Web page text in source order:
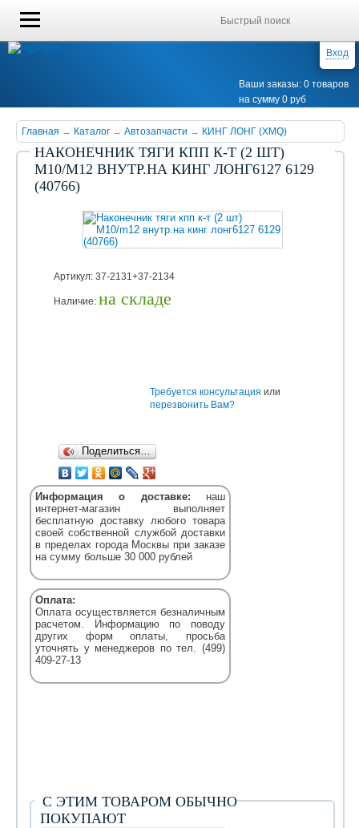
Вход
Ваши заказы: 0 товаров
на сумму 0 руб
Главная → Каталог → Автозапчасти → КИНГ ЛОНГ (XMQ)
НАКОНЕЧНИК ТЯГИ КПП К-Т (2 ШТ)
M10/M12 ВНУТР.НА КИНГ ЛОНГ6127 6129
(40766)
Артикул: 37-2131+37-2134
Наличие: на складе
Поделиться…
Требуется консультация или
перезвонить Вам?
Информация о доставке: наш
интернет-магазин выполняет
бесплатную доставку любого товара
своей собственной службой доставки
в пределах города Москвы при заказе
на сумму больше 30 000 рублей
Оплата:
Оплата осуществляется безналичным
расчетом. Информацию по поводу
других форм оплаты, просьба
уточнять у менеджеров по тел. (499)
409-27-13
С ЭТИМ ТОВАРОМ ОБЫЧНО
ПОКУПАЮТ